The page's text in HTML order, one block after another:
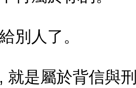
別人了。
就是屬於背信與